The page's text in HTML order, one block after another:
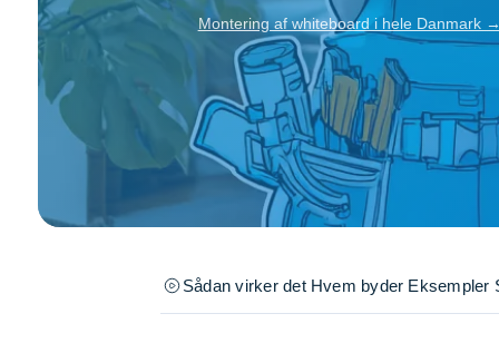
Montering af whiteboard i hele Danmark →
Sådan virker det Hvem byder Eksempler